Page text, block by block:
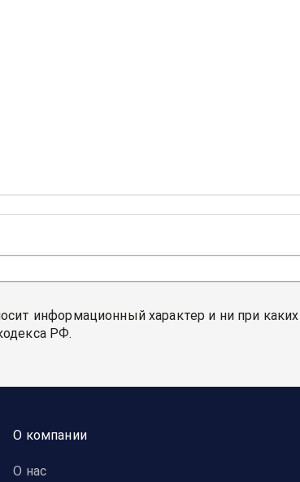
информационный характер и ни при
РФ.
О компании
О нас